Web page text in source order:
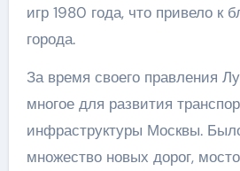
игр 1980 года, что привело к
города.
За время своего правления
многое для развития
инфраструктуры Москвы.
множество новых дорог,